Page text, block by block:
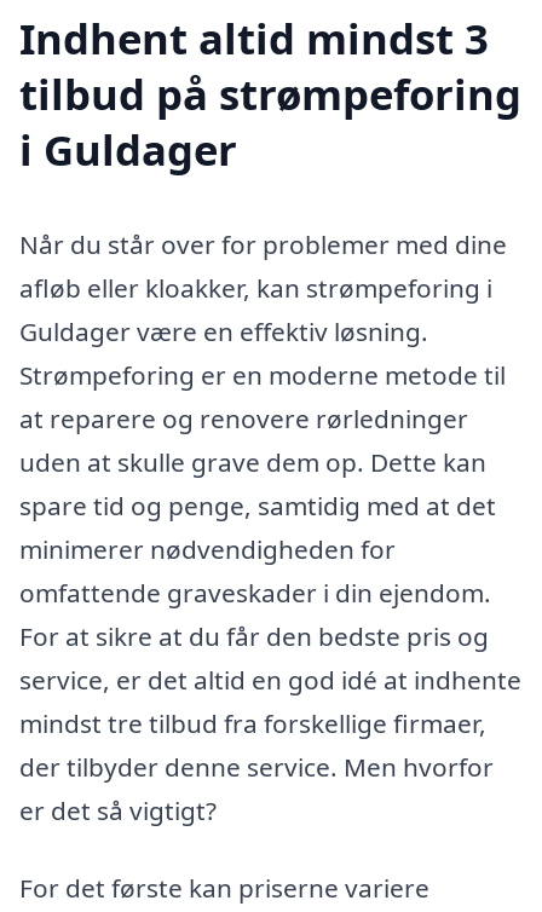
Indhent altid mindst 3
tilbud på strømpeforing
i Guldager
Når du står over for problemer med dine
afløb eller kloakker, kan strømpeforing i
Guldager være en effektiv løsning.
Strømpeforing er en moderne metode til
at reparere og renovere rørledninger
uden at skulle grave dem op. Dette kan
spare tid og penge, samtidig med at det
minimerer nødvendigheden for
omfattende graveskader i din ejendom.
For at sikre at du får den bedste pris og
service, er det altid en god idé at indhente
mindst tre tilbud fra forskellige firmaer,
der tilbyder denne service. Men hvorfor
er det så vigtigt?
For det første kan priserne variere